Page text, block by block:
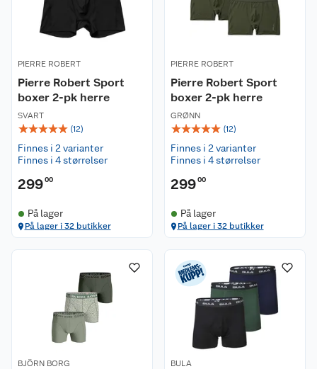
PIERRE ROBERT
Pierre Robert Sport
boxer 2-pk herre
SVART
☆☆☆☆☆ (12)
Finnes i 2 varianter
Finnes i 4 størrelser
29900
På lager
På lager i 32 butikker
PIERRE ROBERT
Pierre Robert Sport
boxer 2-pk herre
GRØNN
☆☆☆☆☆ (12)
Finnes i 2 varianter
Finnes i 4 størrelser
29900
På lager
På lager i 32 butikker
BJÖRN BORG BULA